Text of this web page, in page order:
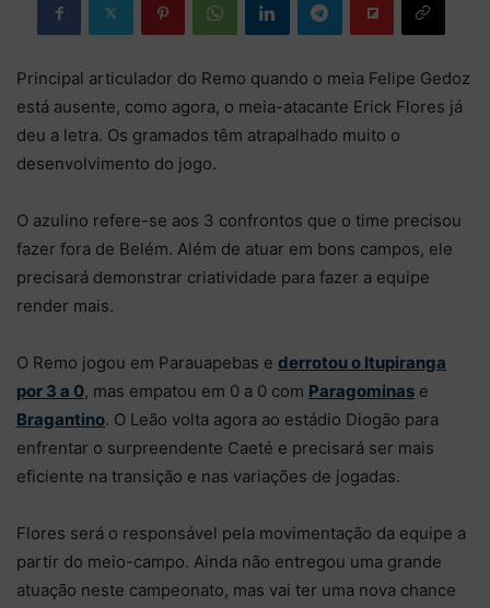
Principal articulador do Remo quando o meia Felipe Gedoz
está ausente, como agora, o meia-atacante Erick Flores já
deu a letra. Os gramados têm atrapalhado muito o
desenvolvimento do jogo.
O azulino refere-se aos 3 confrontos que o time precisou
fazer fora de Belém. Além de atuar em bons campos, ele
precisará demonstrar criatividade para fazer a equipe
render mais.
O Remo jogou em Parauapebas e derrotou o Itupiranga
por 3 a 0, mas empatou em 0 a 0 com Paragominas e
Bragantino. O Leão volta agora ao estádio Diogão para
enfrentar o surpreendente Caeté e precisará ser mais
eficiente na transição e nas variações de jogadas.
Flores será o responsável pela movimentação da equipe a
partir do meio-campo. Ainda não entregou uma grande
atuação neste campeonato, mas vai ter uma nova chance